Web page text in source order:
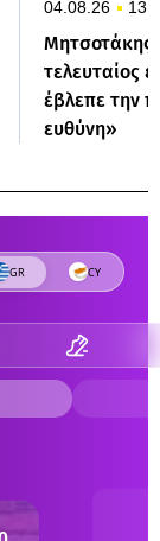
04.08.26
Μητσοτάκης
τελευταίος
έβλεπε την
ευθύνη»